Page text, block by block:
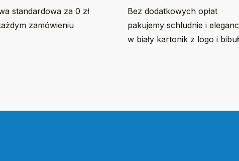
standardowa za 0 zł
zamówieniu
Bez dodatkowych opłat
pakujemy schludnie i
w biały kartonik z logo i